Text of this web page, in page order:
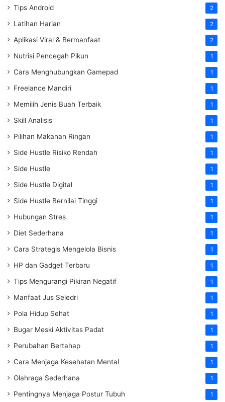
Tips Android 2
Latihan Harian 2
Aplikasi Viral & Bermanfaat 2
Nutrisi Pencegah Pikun 1
Cara Menghubungkan Gamepad 1
Freelance Mandiri 1
Memilih Jenis Buah Terbaik 1
Skill Analisis 1
Pilihan Makanan Ringan 1
Side Hustle Risiko Rendah 1
Side Hustle 1
Side Hustle Digital 1
Side Hustle Bernilai Tinggi 1
Hubungan Stres 1
Diet Sederhana 1
Cara Strategis Mengelola Bisnis 1
HP dan Gadget Terbaru 1
Tips Mengurangi Pikiran Negatif 1
Manfaat Jus Seledri 1
Pola Hidup Sehat 1
Bugar Meski Aktivitas Padat 1
Perubahan Bertahap 1
Cara Menjaga Kesehatan Mental 1
Olahraga Sederhana 1
Pentingnya Menjaga Postur Tubuh 1